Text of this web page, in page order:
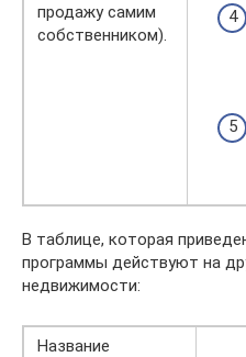
продажу самим
собственником).
В таблице, которая
программы действуют на
недвижимости:
Название